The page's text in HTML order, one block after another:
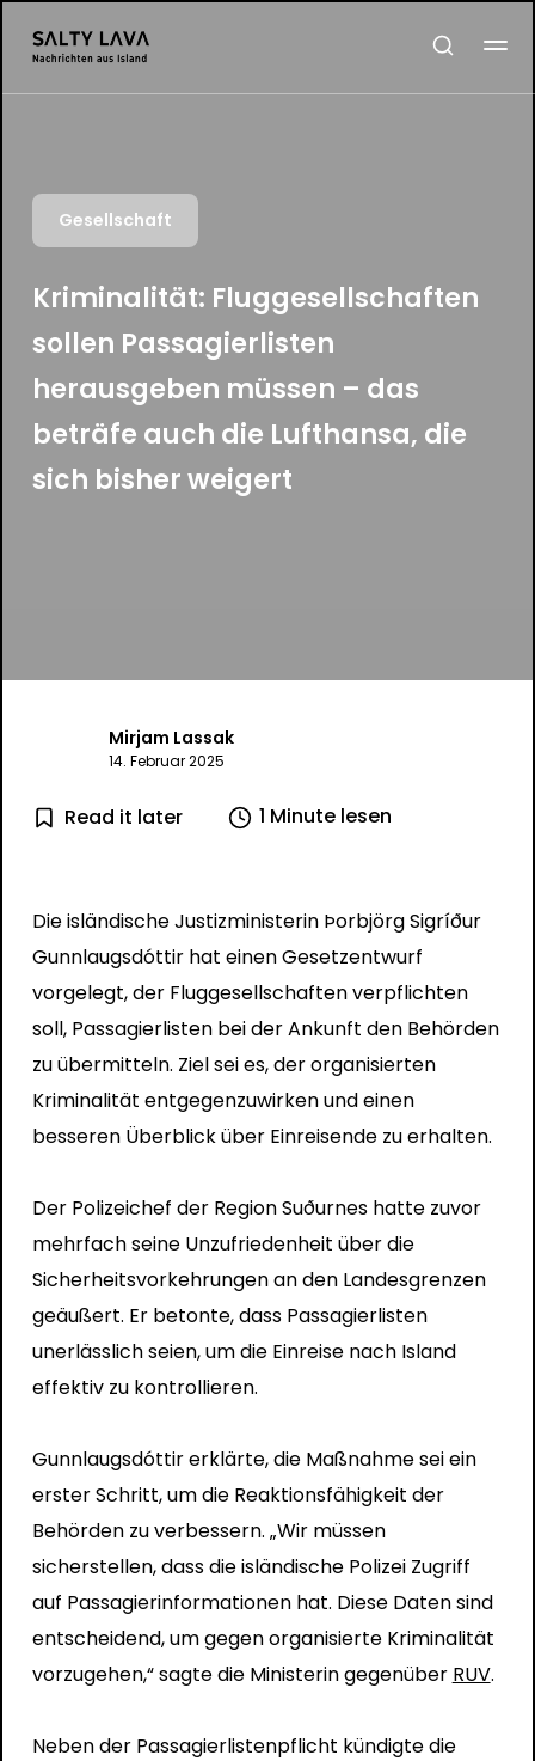
Gesellschaft
Kriminalität: Fluggesellschaften
sollen Passagierlisten
herausgeben müssen – das
beträfe auch die Lufthansa, die
sich bisher weigert
Mirjam Lassak
14. Februar 2025
Read it later 1 Minute lesen
Die isländische Justizministerin Þorbjörg Sigríður
Gunnlaugsdóttir hat einen Gesetzentwurf
vorgelegt, der Fluggesellschaften verpflichten
soll, Passagierlisten bei der Ankunft den Behörden
zu übermitteln. Ziel sei es, der organisierten
Kriminalität entgegenzuwirken und einen
besseren Überblick über Einreisende zu erhalten.
Der Polizeichef der Region Suðurnes hatte zuvor
mehrfach seine Unzufriedenheit über die
Sicherheitsvorkehrungen an den Landesgrenzen
geäußert. Er betonte, dass Passagierlisten
unerlässlich seien, um die Einreise nach Island
effektiv zu kontrollieren.
Gunnlaugsdóttir erklärte, die Maßnahme sei ein
erster Schritt, um die Reaktionsfähigkeit der
Behörden zu verbessern. „Wir müssen
sicherstellen, dass die isländische Polizei Zugriff
auf Passagierinformationen hat. Diese Daten sind
entscheidend, um gegen organisierte Kriminalität
vorzugehen,“ sagte die Ministerin gegenüber RUV.
Neben der Passagierlistenpflicht kündigte die